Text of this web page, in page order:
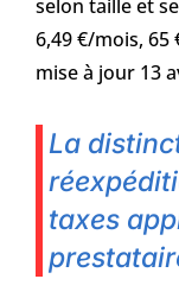
selon taille et
6,49 €/mois, 65
mise à jour 13
La
taxes